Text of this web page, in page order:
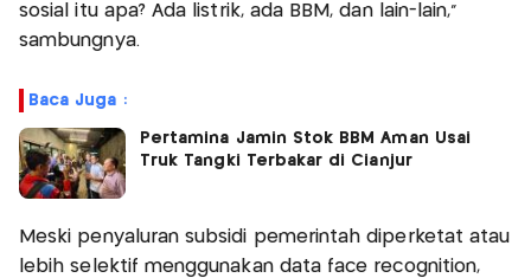
sosial itu apa? Ada listrik, ada BBM, dan lain-lain,"
sambungnya.
Baca Juga :
Pertamina Jamin Stok BBM Aman Usai
Truk Tangki Terbakar di Cianjur
Meski penyaluran subsidi pemerintah diperketat atau
lebih selektif menggunakan data face recognition,